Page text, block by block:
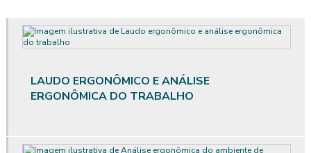
Avaliação ergonômica de postos de trabalho informatizados em
Avaliação ergonômica preliminar
Avaliação de posto de trabalho
LAUDO ERGONÔMICO E ANÁLISE
ERGONÔMICA DO TRABALHO